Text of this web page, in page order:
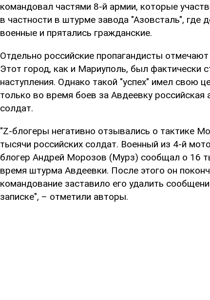
командовал частями 8-й армии, которые
в частности в штурме завода "Азовсталь", где
военные и прятались гражданские.
Отдельно российские пропагандисты
Этот город, как и Мариуполь, был фактически
наступления. Однако такой "успех" имел свою
только во время боев за Авдеевку
солдат.
"Z-блогеры негативно отзывались о тактике
тысячи российских солдат. Военный из 4-й
блогер Андрей Морозов (Мурз) сообщал о 16
время штурма Авдеевки. После этого он
командование заставило его удалить
записке", – отметили авторы.